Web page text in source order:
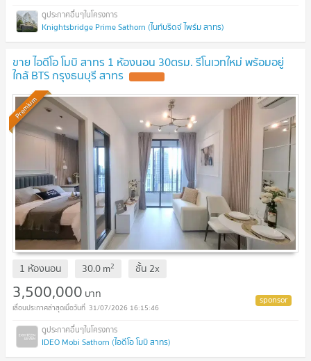
Knightsbridge Prime Sathorn (ไนท์บริดจ์ ไพร์ม สาทร)
ขาย ไอดีโอ โมบิ สาทร 1 ห้องนอน 30ตรม. รีโนเวทใหม่ พร้อมอยู่
ใกล้ BTS กรุงธนบุรี สาทร
Premium
1 ห้องนอน 30.0m2 ชั้น 2x
3,500,000 บาท
31/07/2026 16:15:46
IDEO Mobi Sathorn (ไอดีโอ โมบิ สาทร)